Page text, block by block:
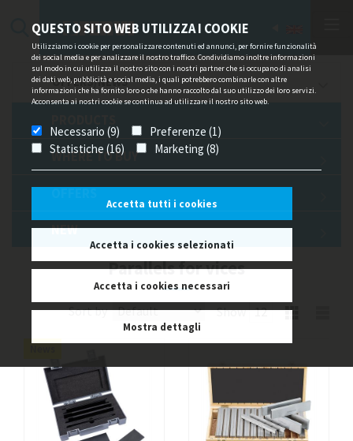
QUESTO SITO WEB UTILIZZA I COOKIE
Utilizziamo i cookie per personalizzare contenuti ed annunci, per fornire funzionalità
dei social media e per analizzare il nostro traffico. Condividiamo inoltre informazioni
sul modo in cui utilizza il nostro sito con i nostri partner che si occupano di analisi
dei dati web, pubblicità e social media, i quali potrebbero combinarle con altre
informazioni che ha fornito loro o che hanno raccolto dal suo utilizzo dei loro servizi.
Acconsenta ai nostri cookie se continua ad utilizzare il nostro sito web.
Necessario (9)
Preferenze (1)
Statistiche (16)
Marketing (8)
Accetta tutti i cookies
Accetta i cookies selezionati
Accetta i cookies necessari
Mostra dettagli
OFFERS/NEWS
WHERE TO BUY
OFFERS
NEW
Parallels for vices
Show
Sort by